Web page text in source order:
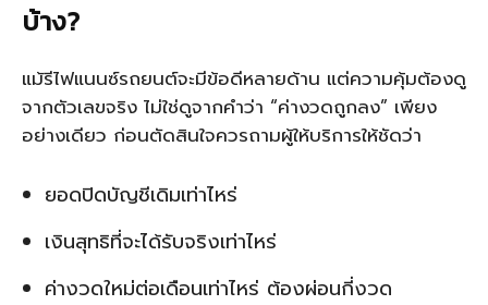
บ้าง?
แม้รีไฟแนนซ์รถยนต์จะมีข้อดีหลายด้าน แต่ความคุ้มต้องดู
จากตัวเลขจริง ไม่ใช่ดูจากคำว่า “ค่างวดถูกลง” เพียง
อย่างเดียว ก่อนตัดสินใจควรถามผู้ให้บริการให้ชัดว่า
ยอดปิดบัญชีเดิมเท่าไหร่
เงินสุทธิที่จะได้รับจริงเท่าไหร่
ค่างวดใหม่ต่อเดือนเท่าไหร่ ต้องผ่อนกี่งวด